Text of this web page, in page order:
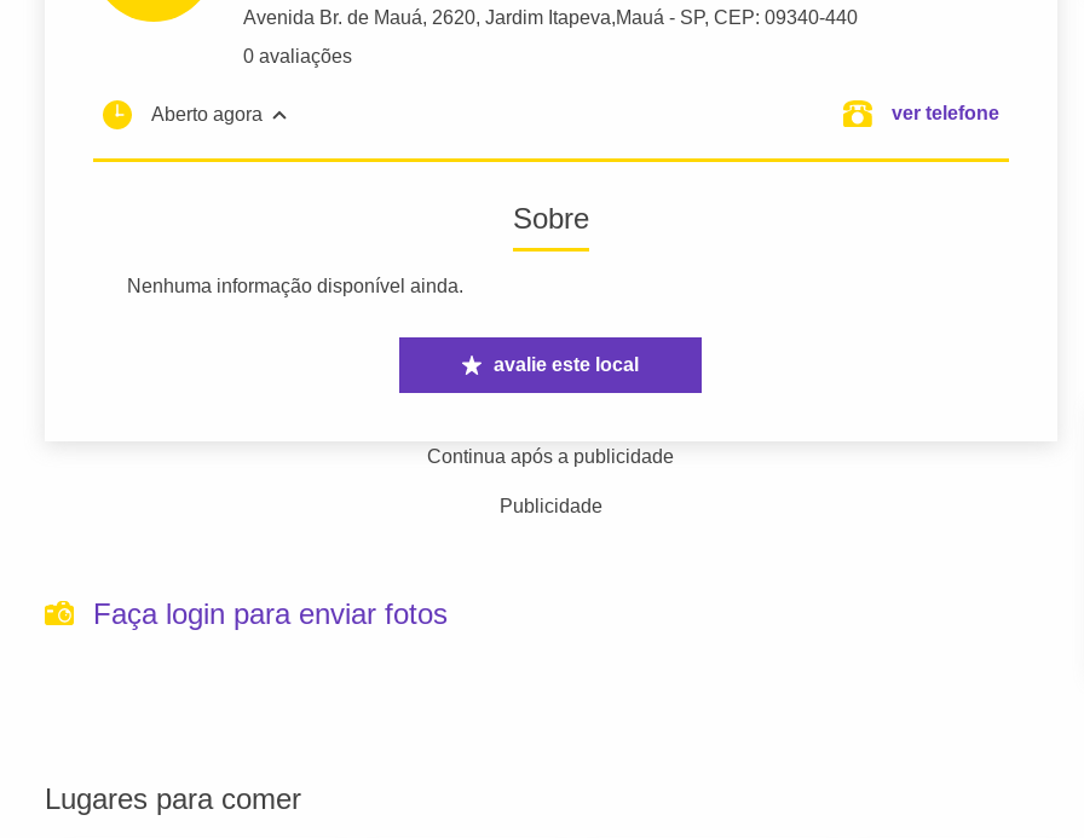
Avenida Br. de Mauá, 2620, Jardim Itapeva,Mauá - SP, CEP: 09340-440
0 avaliações
Aberto agora ver telefone
Sobre
Nenhuma informação disponível ainda.
avalie este local
Continua após a publicidade
Publicidade
Faça login para enviar fotos
Lugares para comer